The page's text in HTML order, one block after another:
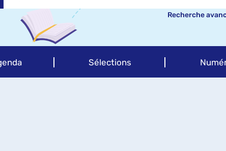
Recherche
Sélections